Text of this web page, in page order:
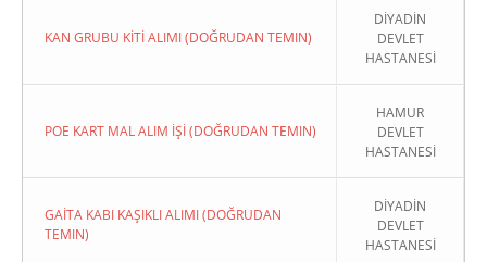
KAN GRUBU KİTİ ALIMI (DOĞRUDAN TEMIN)
DİYADİN
DEVLET
HASTANESİ
POE KART MAL ALIM İŞİ (DOĞRUDAN TEMIN)
HAMUR
DEVLET
HASTANESİ
GAİTA KABI KAŞIKLI ALIMI (DOĞRUDAN
TEMIN)
DİYADİN
DEVLET
HASTANESİ